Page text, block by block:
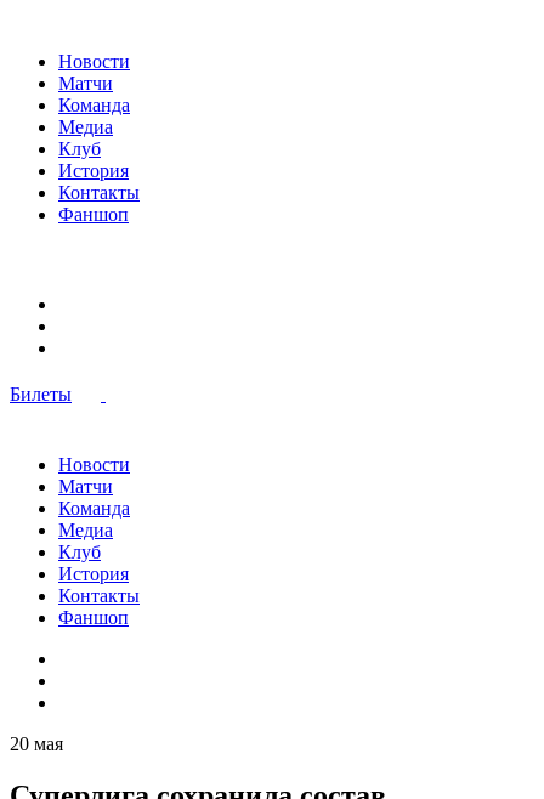
Новости
Матчи
Команда
Медиа
Клуб
История
Контакты
Фаншоп
Билеты
Новости
Матчи
Команда
Медиа
Клуб
История
Контакты
Фаншоп
20 мая